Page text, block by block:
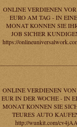
ONLINE VERDIENEN VOR
EURO AM TAG - IN
MONAT KONNEN SIE
JOB SICHER
https://
ONLINE VERDIENEN VON
EUR IN DER WOCHE - IN
MONAT KONNEN SIE
TEURES AUTO
http://wunkit.com/